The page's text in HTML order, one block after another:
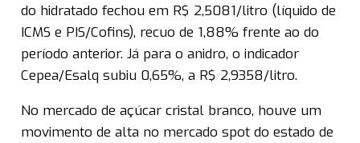
do hidratado fechou em R$ 2,5081/litro (líquido de
ICMS e PIS/Cofins), recuo de 1,88% frente ao do
período anterior. Já para o anidro, o indicador
Cepea/Esalq subiu 0,65%, a R$ 2,9358/litro.
No mercado de açúcar cristal branco, houve um
movimento de alta no mercado spot do estado de